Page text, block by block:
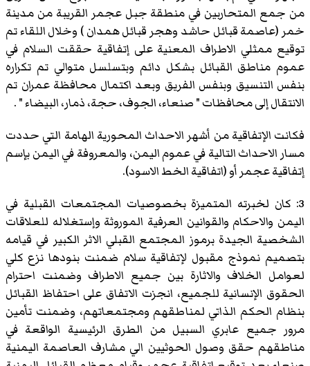
من جمع المتحاربين في منطقة جبل عجمر القريبة من مدينة
خمر (عاصمة قبائل حاشد وهجر قبائل همدان ) وخلال اللقاء تم
توقيع ممثلي الاطراف المعنية على إتفاقية حققت السلام في
عموم مناطق القبائل بشكل دائم وبتسلسل متوالي تم تكراره
بنفس التنسيق وبنفس الفريق وبعد اكتمال محافظة عمران تم
الانتقال إلى محافظات " صنعاء، الجوف، حجة، ذمار، البيضاء " .
فكانت الإتفاقية من أشهر الاحداث المحورية الهامة التي حددت
مسار الاحداث التالية في عموم اليمن، والمعروفة في اليمن بإسم
إتفاقية عجمر أو (اتفاقية الخط الاسود).
3: كان لخبرته المتميزة بخصوصيات المجتمعات القبلية في
اليمن والاحكام والقوانين العرفية الموروثة وإستغلاله للعلاقات
الشخصية الجيدة برموز المجتمع القبلي الاثر الكبير في قيامه
بتصميم نموذج مقبول لإتفاقية سلام ضمنت بنودها نزع كلي
لعوامل الخلاف والاثارة بين جميع الاطراف وضمنت احترام
الحقوق الإنسانية للجميع، انجزت الاتفاق على احتفاظ القبائل
بنظام الحكم الذاتي لمناطقهم ومجتمعاتهم، وضمنت تأمين
مرور جميع عابري السبيل من الطرق الرئيسية الواقعة في
مناطقهم حقق وصول الحوثيين الي مشارف العاصمة اليمنية